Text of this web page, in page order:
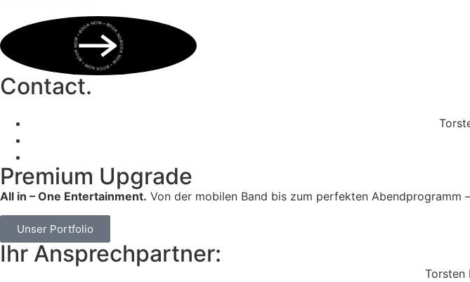
BOOK NOW • BOOK NOW • BOOK NOW • BOOK NOW • BOOK NOW •
Contact.
Premium Upgrade
All in – One Entertainment. Von der mobilen Band bis zum perfekten Abendprogramm
Unser Portfolio
Ihr Ansprechpartner:
Torsten